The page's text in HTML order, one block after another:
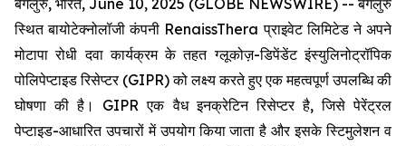
बेंगलुरु, भारत, June 10, 2025 (GLOBE NEWSWIRE) -- बेंगलुरु
स्थित बायोटेक्नोलॉजी कंपनी RenaissThera प्राइवेट लिमिटेड ने अपने
मोटापा रोधी दवा कार्यक्रम के तहत ग्लूकोज़-डिपेंडेंट इंस्युलिनोट्रॉपिक
पोलिपेप्टाइड रिसेप्टर (GIPR) को लक्ष्य करते हुए एक महत्वपूर्ण उपलब्धि की
घोषणा की है। GIPR एक वैध इनक्रेटिन रिसेप्टर है, जिसे पेरेंट्रल
पेप्टाइड-आधारित उपचारों में उपयोग किया जाता है और इसके स्टिमुलेशन व